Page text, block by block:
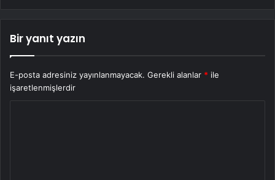
Bir yanıt yazın
E-posta adresiniz yayınlanmayacak. Gerekli alanlar * ile
işaretlenmişlerdir